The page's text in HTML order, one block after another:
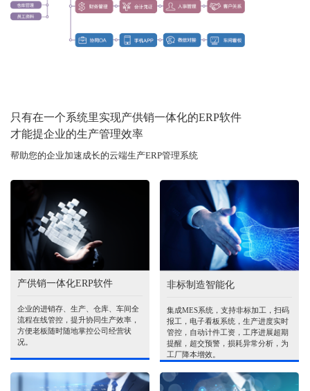
只有在一个系统里实现产供销一体化的ERP软件
才能提企业的生产管理效率
帮助您的企业加速成长的云端生产ERP管理系统
产供销一体化ERP软件
企业的进销存、生产、仓库、车间全
流程在线管控，提升协同生产效率，
方便老板随时随地掌控公司经营状
况。
非标制造智能化
集成MES系统，支持非标加工，扫码
报工，电子看板系统，生产进度实时
管控，自动计件工资，工序进展超期
提醒，超交预警，损耗异常分析，为
工厂降本增效。